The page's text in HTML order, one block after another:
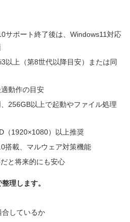
サポート終了後は、Windows11対応
以上（第8世代以降目安）または同
適動作の目安
、256GB以上で起動やファイル処理
（1920×1080）以上推奨
搭載、マルウェア対策機能
だと将来的にも安心
理します。
しているか